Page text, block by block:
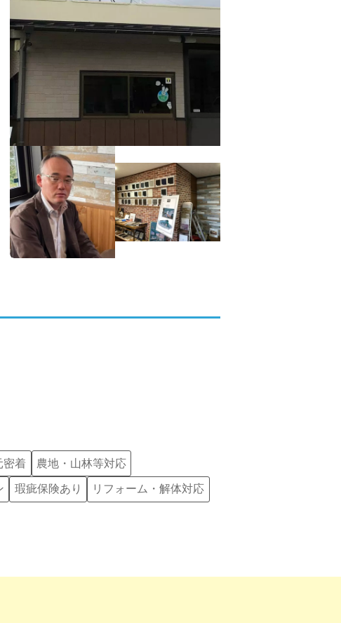
密着 農地・山林等対応
瑕疵保険あり リフォーム・解体対応